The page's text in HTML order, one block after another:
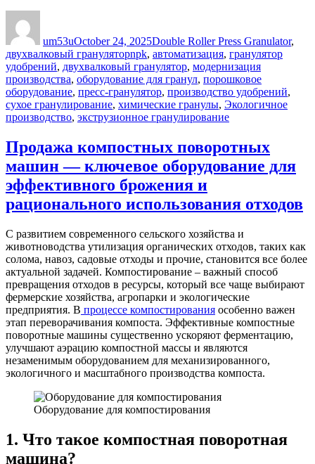
um53uOctober 24, 2025Double Roller Press Granulator,
двухвалковый грануляторTags
npk, автоматизация, гранулятор
удобрений, двухвалковый гранулятор, модернизация
производства, оборудование для гранул, порошковое
оборудование, пресс-гранулятор, производство удобрений,
сухое гранулирование, химические гранулы, Экологичное
производство, экструзионное гранулирование
Продажа компостных поворотных
машин — ключевое оборудование для
эффективного брожения и
рационального использования отходов
С развитием современного сельского хозяйства и
животноводства утилизация органических отходов, таких как
солома, навоз, садовые отходы и прочие, становится все более
актуальной задачей. Компостирование – важный способ
превращения отходов в ресурсы, который все чаще выбирают
фермерские хозяйства, агропарки и экологические
предприятия. В процессе компостирования особенно важен
этап переворачивания компоста. Эффективные компостные
поворотные машины существенно ускоряют ферментацию,
улучшают аэрацию компостной массы и являются
незаменимым оборудованием для механизированного,
экологичного и масштабного производства компоста.
Оборудование для компостирования
1. Что такое компостная поворотная
машина?